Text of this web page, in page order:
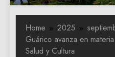
Home 2025
Guárico avanza en
Salud y Cultura